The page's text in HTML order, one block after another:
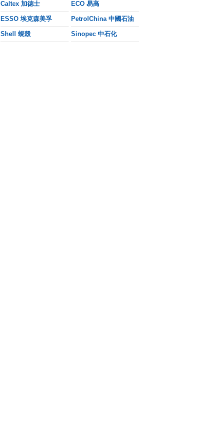
Caltex 加德士 ECO 易高
ESSO 埃克森美孚 PetrolChina 中國石油
Shell 蜆殼 Sinopec 中石化